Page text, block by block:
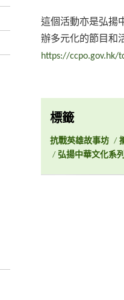
這個活動亦是弘揚
辦多元化的節目和
https://ccpo.gov.hk/
標籤
抗戰英雄故事坊 /
/ 弘揚中華文化系